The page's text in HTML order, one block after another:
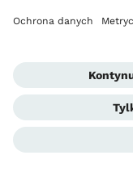
Prawa autorskie
Polityka prywatności
Warunki korzystania
Metryczka